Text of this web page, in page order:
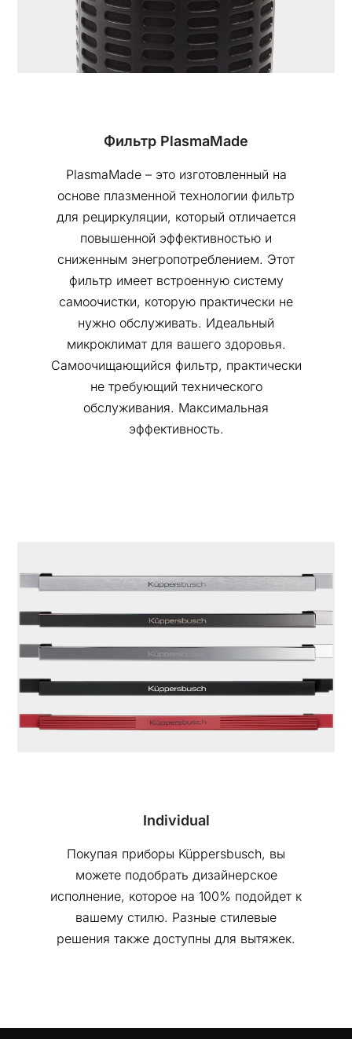
Фильтр PlasmaMade
PlasmaMade – это изготовленный на
основе плазменной технологии фильтр
для рециркуляции, который отличается
повышенной эффективностью и
сниженным энегропотреблением. Этот
фильтр имеет встроенную систему
самоочистки, которую практически не
нужно обслуживать. Идеальный
микроклимат для вашего здоровья.
Самоочищающийся фильтр, практически
не требующий технического
обслуживания. Максимальная
эффективность.
Individual
Покупая приборы Küppersbusch, вы
можете подобрать дизайнерское
исполнение, которое на 100% подойдет к
вашему стилю. Разные стилевые
решения также доступны для вытяжек.